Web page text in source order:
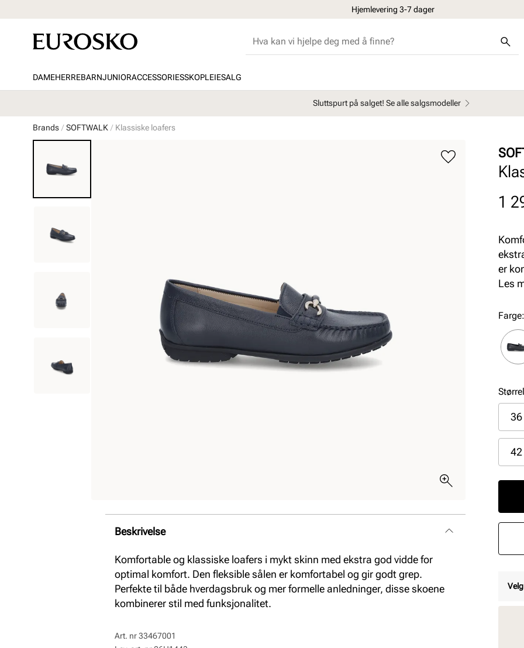
Hjemlevering 3-7 dager
DAMEHERREBARNJUNIORACCESSORIESSKOPLEIESALG
Sluttspurt på salget! Se alle salgsmodeller
Brands SOFTWALK Klassiske loafers
Beskrivelse
Komfortable og klassiske loafers i mykt skinn med ekstra god vidde for
optimal komfort. Den fleksible sålen er komfortabel og gir godt grep.
Perfekte til både hverdagsbruk og mer formelle anledninger, disse skoene
kombinerer stil med funksjonalitet.
Art. nr33467001
Pris
1
er
Les
Farge
36
42